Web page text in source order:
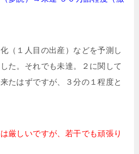
（１人目の出産）などを予測し
た。それでも未達。２に関して
たはずですが、３分の１程度と
厳しいですが、若干でも頑張り